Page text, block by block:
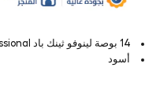
14 بوصة لينوفو ثينك باد Professional الجيل 2 Topload
أسود